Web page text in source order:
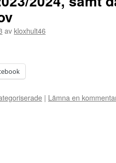
av kloxhult46
| Lämna en